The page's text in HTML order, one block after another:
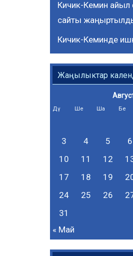
Кичик-Кемин айыл
сайты
Кичик-Кеминде
Жаңылыктар
Дү Ше Ша Бе
3
4 5 6
10
11 12
17
18 19
24
25 26
31
« Май